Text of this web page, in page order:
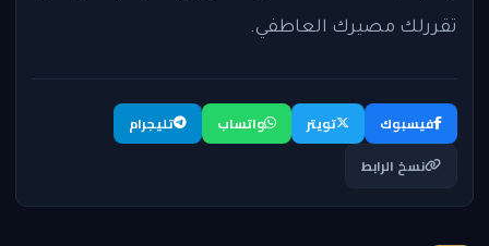
تقررلك مصيرك العاطفي.
فيسبوك تويتر واتساب
تليجرام
نسخ الرابط